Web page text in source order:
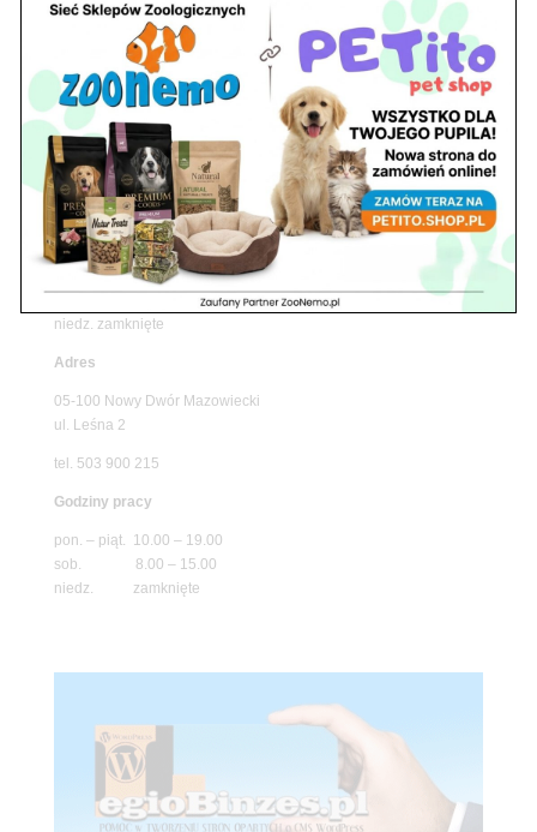
Znajdź nas
Adres
05-120 Legionowo
ul. Piłsudskiego 31,
pawilon 134
tel./fax. 22 784 71 96
Godziny pracy
pon. – piąt. 10.00 – 19.00
niedz. zamknięte
Adres
05-100 Nowy Dwór Mazowiecki
ul. Leśna 2
tel. 503 900 215
Godziny pracy
pon. – piąt. 10.00 – 19.00
sob. 8.00 – 15.00
niedz. zamknięte